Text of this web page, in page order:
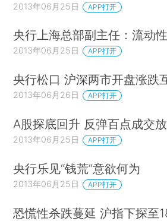
2013年06月25日 APP打开
央行上海总部副主任：流动
2013年06月25日 APP打开
央行松口 沪深两市开盘涨跌
2013年06月26日 APP打开
A股探底回升 反弹百点成交
2013年06月25日 APP打开
央行乐见“钱荒”意欲何为
2013年06月25日 APP打开
恐慌性杀跌蔓延 沪指下探至